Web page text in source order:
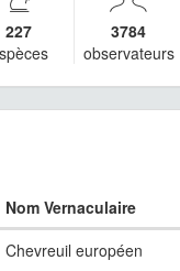
227
3784
observateurs
Nom Vernaculaire
Chevreuil européen